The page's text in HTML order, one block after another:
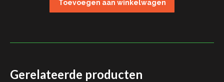
Gerelateerde producten